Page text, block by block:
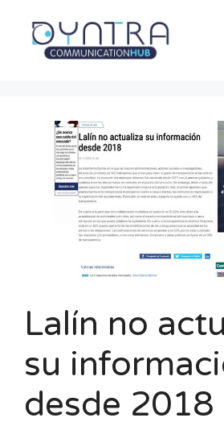
contenido
Lalín no
su
desde 2018